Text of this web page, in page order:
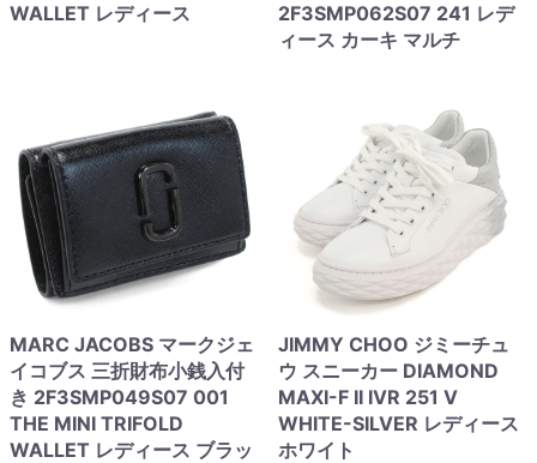
WALLET レディース
2F3SMP062S07 241 レデ
ィース カーキ マルチ
MARC JACOBS マークジェ
イコブス 三折財布小銭入付
き 2F3SMP049S07 001
THE MINI TRIFOLD
WALLET レディース ブラッ
JIMMY CHOO ジミーチュ
ウ スニーカー DIAMOND
MAXI-F II IVR 251 V
WHITE-SILVER レディース
ホワイト